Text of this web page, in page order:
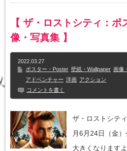
【 ザ・ロストシティ：
像・写真集 】
2022.03.27
ポスター・Poster 壁紙・Wallpaper 画像
アドベンチャー 洋画 アクション
コメントを書く
ザ・ロストシテ
月6月24日（金
大きくなります